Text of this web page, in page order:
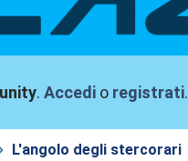
.Accedi o registrati.
L'angolo degli stercorari